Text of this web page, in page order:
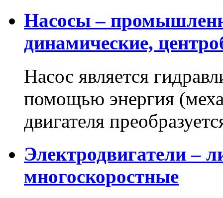
Насосы –
динамические,
Насос является
помощью энергия
двигателя
Электродвигатели –
многоскоростные